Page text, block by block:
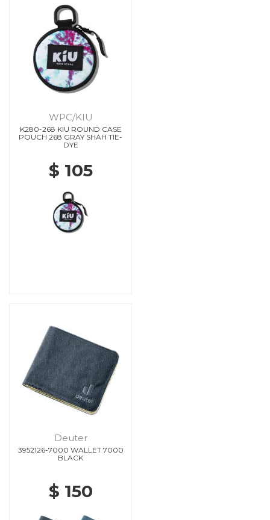
WPC/KIU
K280-268 KIU ROUND CASE
POUCH 268 GRAY SHAH TIE-
DYE
$ 105
Deuter
3952126-7000 WALLET 7000
BLACK
$ 150